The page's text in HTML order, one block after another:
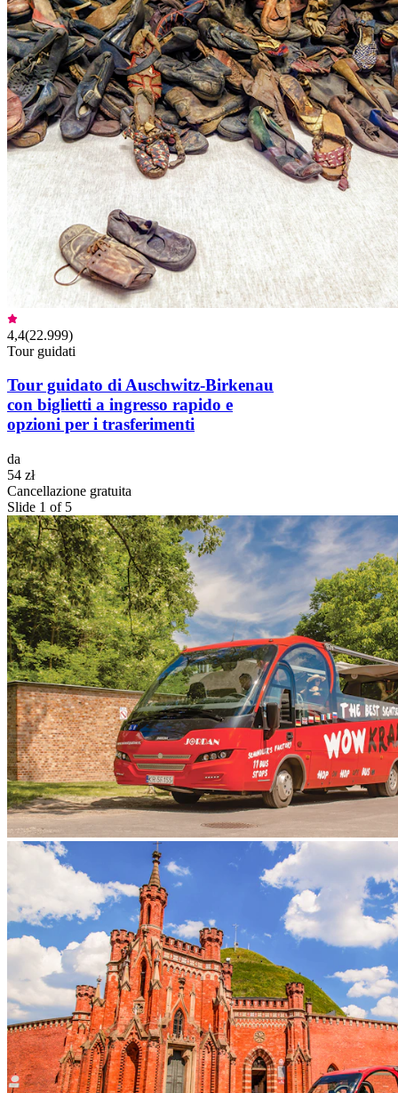
4,4(22.999)
Tour guidati
Tour guidato di Auschwitz-Birkenau
con biglietti a ingresso rapido e
opzioni per i trasferimenti
da
54 zł
Cancellazione gratuita
Slide 1 of 5